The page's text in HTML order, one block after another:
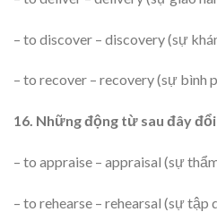
– to discover – discovery (sự
– to recover – recovery (sự bình
16. Những động từ sau đây
– to appraise – appraisal (sự
– to rehearse – rehearsal (sự tập